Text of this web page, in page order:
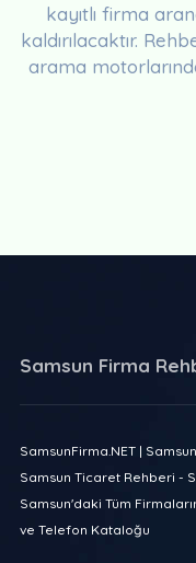
kayıtlı firma
kaldırılacaktır.
arama
Samsun Firma
SamsunFirma.NET |
Samsun Ticaret Rehberi -
Samsun'daki Tüm
ve Telefon Kataloğu